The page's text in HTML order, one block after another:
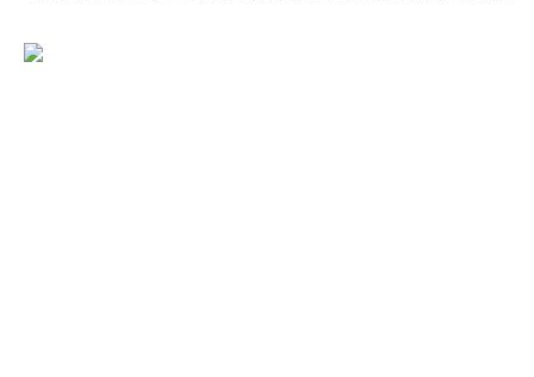
案，以及反映佛教教义和理念的设计元素。例如，莲花是佛教的重要象征，可